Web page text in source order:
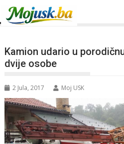
Kamion udario u
dvije osobe
2 Jula, 2017 Moj USK